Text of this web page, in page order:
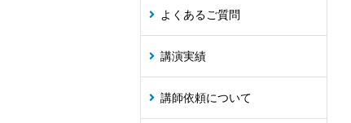
よくあるご質問
講演実績
講師依頼について